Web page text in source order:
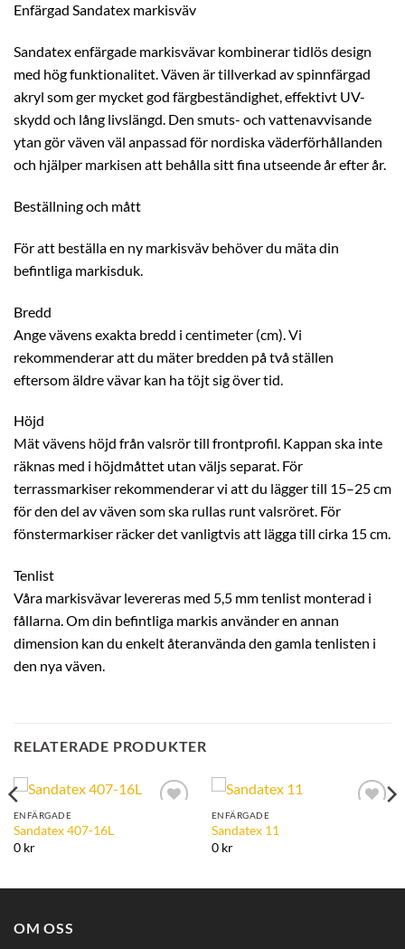
Enfärgad Sandatex markisväv
Sandatex enfärgade markisvävar kombinerar tidlös design
med hög funktionalitet. Väven är tillverkad av spinnfärgad
akryl som ger mycket god färgbeständighet, effektivt UV-
skydd och lång livslängd. Den smuts- och vattenavvisande
ytan gör väven väl anpassad för nordiska väderförhållanden
och hjälper markisen att behålla sitt fina utseende år efter år.
Beställning och mått
För att beställa en ny markisväv behöver du mäta din
befintliga markisduk.
Bredd
Ange vävens exakta bredd i centimeter (cm). Vi
rekommenderar att du mäter bredden på två ställen
eftersom äldre vävar kan ha töjt sig över tid.
Höjd
Mät vävens höjd från valsrör till frontprofil. Kappan ska inte
räknas med i höjdmåttet utan väljs separat. För
terrassmarkiser rekommenderar vi att du lägger till 15–25 cm
för den del av väven som ska rullas runt valsröret. För
fönstermarkiser räcker det vanligtvis att lägga till cirka 15 cm.
Tenlist
Våra markisvävar levereras med 5,5 mm tenlist monterad i
fållarna. Om din befintliga markis använder en annan
dimension kan du enkelt återanvända den gamla tenlisten i
den nya väven.
RELATERADE PRODUKTER
ENFÄRGADE
Sandatex 407-16L
0 kr
ENFÄRGADE
Sandatex 11
0 kr
OM OSS